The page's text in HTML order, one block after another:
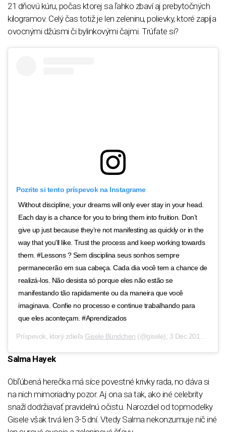
21 dňovú kúru, počas ktorej sa ľahko zbaví aj prebytočných
kilogramov. Celý čas totiž je len zeleninu, polievky, ktoré zapíja
ovocnými džúsmi či bylinkovými čajmi. Trúfate si?
Pozrite si tento príspevok na Instagrame
Without discipline, your dreams will only ever stay in your head.
Each day is a chance for you to bring them into fruition. Don’t
give up just because they’re not manifesting as quickly or in the
way that you'll like. Trust the process and keep working towards
them. #Lessons ? Sem disciplina seus sonhos sempre
permanecerão em sua cabeça. Cada dia você tem a chance de
realizá-los. Não desista só porque eles não estão se
manifestando tão rapidamente ou da maneira que você
imaginava. Confie no processo e continue trabalhando para
que eles aconteçam. #Aprendizados
Príspevok, ktorý zdieľa Gisele Bündchen (@gisele), 3 Dec 2019 o 6:08 PST
Salma Hayek
Obľúbená herečka má síce povestné krivky rada, no dáva si
na nich mimoriadny pozor. Aj ona sa tak, ako iné celebrity
snaží dodržiavať pravidelnú očistu. Narozdiel od topmodelky
Gisele však trvá len 3-5 dní. Vtedy Salma nekonzumuje nič iné